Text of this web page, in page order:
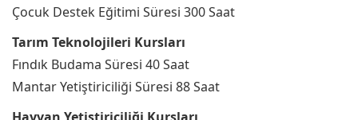
Çocuk Destek Eğitimi Süresi 300 Saat
Tarım Teknolojileri Kursları
Fındık Budama Süresi 40 Saat
Mantar Yetiştiriciliği Süresi 88 Saat